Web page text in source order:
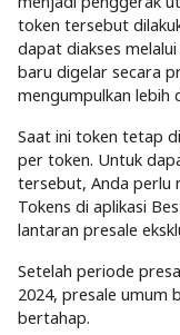
token tersebut
dapat diakses
baru digelar secara
mengumpulkan lebih
Saat ini token tetap
per token. Untuk
tersebut, Anda perlu
Tokens di aplikasi
lantaran presale
Setelah periode
2024, presale umum
bertahap.